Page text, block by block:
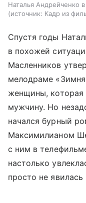
Наталья Андрейченко
источник: Кадр из
Спустя годы
в похожей
Масленников
мелодраме
женщины, которая
мужчину. Но
начался бурный
Максимилианом
с ним в
настолько
просто не